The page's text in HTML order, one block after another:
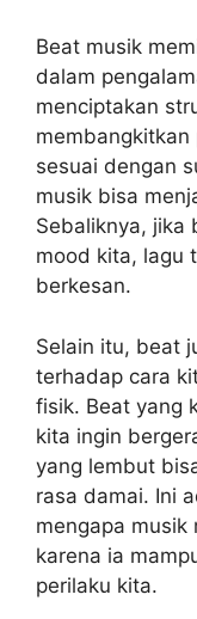
Beat musik
dalam
menciptakan
sesuai dengan
musik bisa
Sebaliknya, jika
mood kita, lagu
berkesan.
Selain itu, beat
terhadap cara
fisik. Beat yang
kita ingin
yang lembut
rasa damai. Ini
mengapa musik
karena ia
perilaku kita.